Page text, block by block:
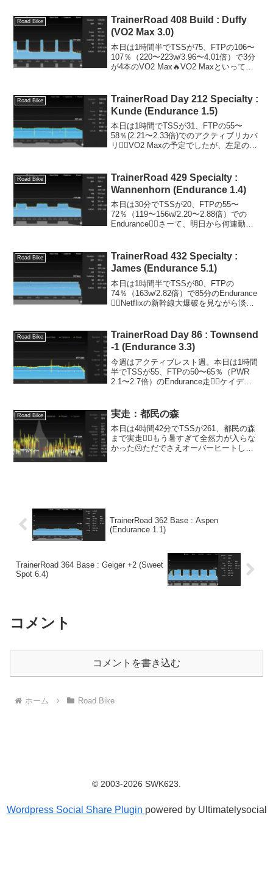
Road Bike
TrainerRoad 408 Build : Duffy
(VO2 Max 3.0)
本日は1時間半でTSSが75、FTPの106〜
107％（220〜223w/3.96〜4.01倍）で3分
が4本のVO2 Max🔥VO2 Maxといっても
と急激に...
Road Bike
TrainerRoad Day 212 Specialty :
Kunde (Endurance 1.5)
本日は1時間でTSSが31、FTPの55〜
58％(2.21〜2.33倍)でのアクティブリカバ
リ🚴‍♂️VO2 Maxの予定でしたが、左足のふ
てみました。最初は膝に違和感...
Road Bike
TrainerRoad 429 Specialty :
Wannenhorn (Endurance 1.4)
本日は30分でTSSが20、FTPの55〜
72％（119〜156w/2.20〜2.88倍）での
Endurance🚴‍♂️さーて、明日から何連勤に
分間のクールダウ...
Road Bike
TrainerRoad 432 Specialty :
James (Endurance 5.1)
本日は1時間半でTSSが80、FTPの
74％（163w/2.82倍）で85分のEndurance
🚴‍♂️Netflixの新幹線大爆破を見ながら淡々
で、74％F...
Road Bike
TrainerRoad Day 86 : Townsend
-1 (Endurance 3.3)
今週はアクティブレスト週。本日は1時間
半でTSSが55、FTPの50〜65％（PWR
2.1〜2.7倍）のEndurance走🚴‍♂️ケイデン
軽いで物足りなく...
Road Bike 実走：都民の森
本日は4時間42分でTSSが261、都民の森
まで実走🚴‍♂️もう暑すぎて全然力が入らな
かった🫠ただでさえオーバーヒートして
TrainerRoad 362 Base : Aspen
(Endurance 1.1)
TrainerRoad 364 Base : Geiger +2 (Sweet
Spot 6.4)
コメント
コメントを書き込む
ホーム Road Bike
© 2003-2026 SWK623.
Wordpress Social Share Plugin powered by Ultimatelysocial